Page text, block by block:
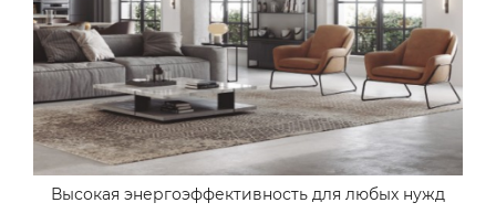
Высокая энергоэффективность для любых нужд